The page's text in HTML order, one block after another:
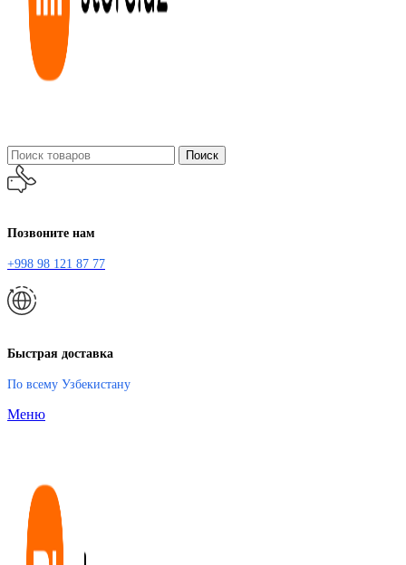
Поиск
Позвоните нам
+998 98 121 87 77
Быстрая доставка
По всему Узбекистану
Меню